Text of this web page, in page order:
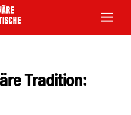
Tradition: